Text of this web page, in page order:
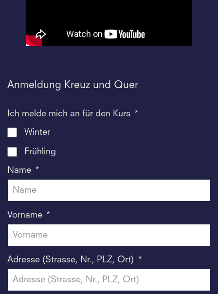
Anmeldung Kreuz und Quer
Ich melde mich an für den Kurs *
Winter
Frühling
Name *
Vorname *
Adresse (Strasse, Nr., PLZ, Ort) *